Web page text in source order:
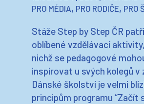
PRO MÉDIA, PRO RODIČE, PRO
Stáže Step by Step ČR
oblíbené vzdělávací
nichž se pedagogové
inspirovat u svých kolegů v
Dánské školství je velmi
principům programu “Začít